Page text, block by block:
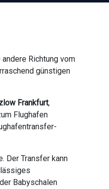
Richtung vom
günstigen
Frankfurt,
Flughafen
Der Transfer kann
Babyschalen